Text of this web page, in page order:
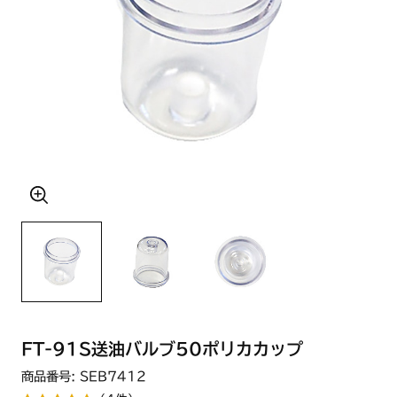
FT-91S送油バルブ50ポリカカップ
商品番号: SEB7412